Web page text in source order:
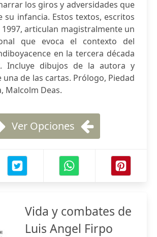
los giros y adversidades que
su infancia. Estos textos, escritos
1997, articulan magistralmente un
que evoca el contexto del
en la tercera década
Incluye dibujos de la autora y
una de las cartas. Prólogo, Piedad
Malcolm Deas.
Ver Opciones
Vida y combates de
Luis Angel Firpo